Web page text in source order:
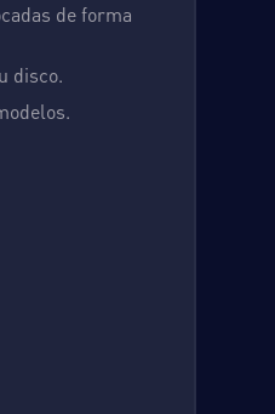
de forma
disco.